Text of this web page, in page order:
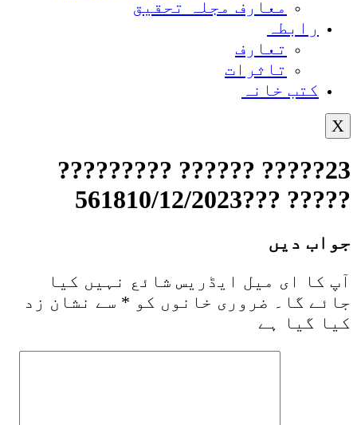
معارف مجلہ تحقیق
رابطہ
تعارف
تاثرات
کتب خانہ
X
23????? ?????? ?????????
????? ???561810/12/2023
جواب دیں
آپ کا ای میل ایڈریس شائع نہیں کیا
جائے گا۔
ضروری خانوں کو * سے نشان زد
کیا گیا ہے